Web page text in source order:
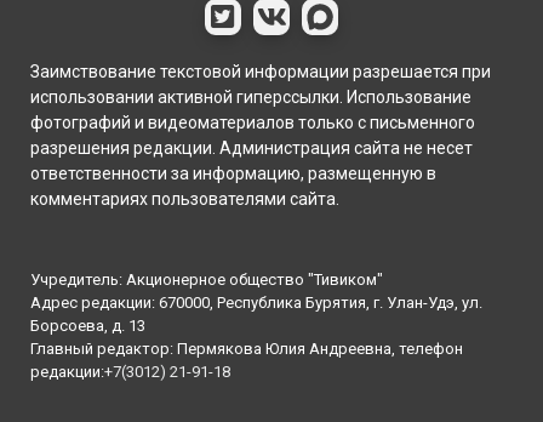
Заимствование текстовой информации разрешается при
использовании активной гиперссылки. Использование
фотографий и видеоматериалов только с письменного
разрешения редакции. Администрация сайта не несет
ответственности за информацию, размещенную в
комментариях пользователями сайта.
Учредитель: Акционерное общество "Тивиком"
Адрес редакции: 670000, Республика Бурятия, г. Улан-Удэ, ул.
Борсоева, д. 13
Главный редактор: Пермякова Юлия Андреевна, телефон
редакции:+7(3012) 21-91-18